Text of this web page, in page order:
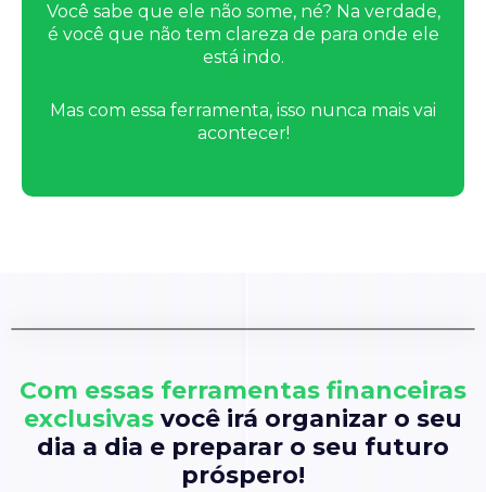
Você sabe que ele não some, né? Na verdade,
é você que não tem clareza de para onde ele
está indo.
Mas com essa ferramenta, isso nunca mais vai
acontecer!
Com essas ferramentas financeiras
exclusivas você irá organizar o seu
dia a dia e preparar o seu futuro
próspero!